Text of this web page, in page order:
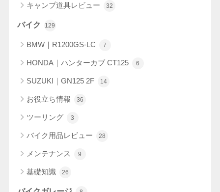
キャンプ道具レビュー 32
バイク 129
BMW｜R1200GS-LC 7
HONDA｜ハンターカブ CT125 6
SUZUKI｜GN125 2F 14
お役立ち情報 36
ツーリング 3
バイク用品レビュー 28
メンテナンス 9
基礎知識 26